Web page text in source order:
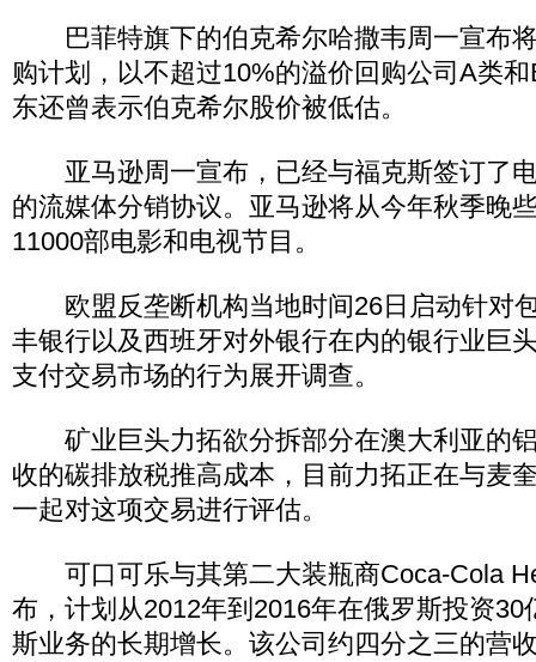
巴菲特旗下的伯克希尔哈撒韦周一宣布
购计划，以不超过10%的溢价回购公司A类
东还曾表示伯克希尔股价被低估。
亚马逊周一宣布，已经与福克斯签订了
的流媒体分销协议。亚马逊将从今年秋季晚
11000部电影和电视节目。
欧盟反垄断机构当地时间26日启动针对
丰银行以及西班牙对外银行在内的银行业巨
支付交易市场的行为展开调查。
矿业巨头力拓欲分拆部分在澳大利亚的
收的碳排放税推高成本，目前力拓正在与麦
一起对这项交易进行评估。
可口可乐与其第二大装瓶商Coca-Cola
布，计划从2012年到2016年在俄罗斯投资30
斯业务的长期增长。该公司约四分之三的营